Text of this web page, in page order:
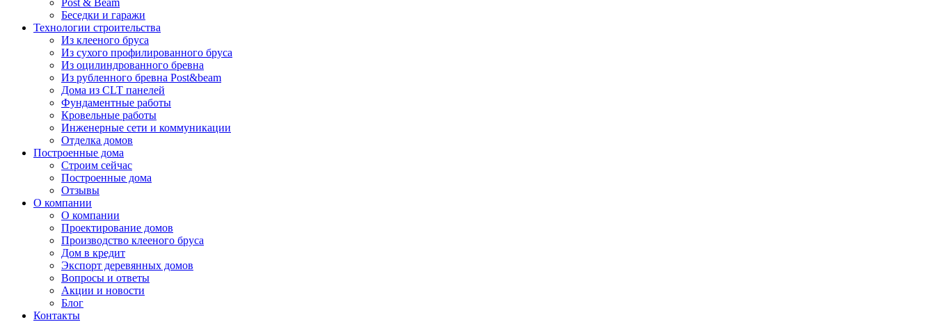
Post & Beam
Беседки и гаражи
Технологии строительства
Из клееного бруса
Из сухого профилированного бруса
Из оцилиндрованного бревна
Из рубленного бревна Post&beam
Дома из CLT панелей
Фундаментные работы
Кровельные работы
Инженерные сети и коммуникации
Отделка домов
Построенные дома
Строим сейчас
Построенные дома
Отзывы
О компании
О компании
Проектирование домов
Производство клееного бруса
Дом в кредит
Экспорт деревянных домов
Вопросы и ответы
Акции и новости
Блог
Контакты